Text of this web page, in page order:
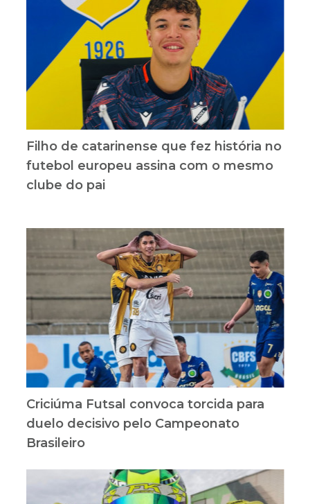
Filho de catarinense que fez história no
futebol europeu assina com o mesmo
clube do pai
Criciúma Futsal convoca torcida para
duelo decisivo pelo Campeonato
Brasileiro